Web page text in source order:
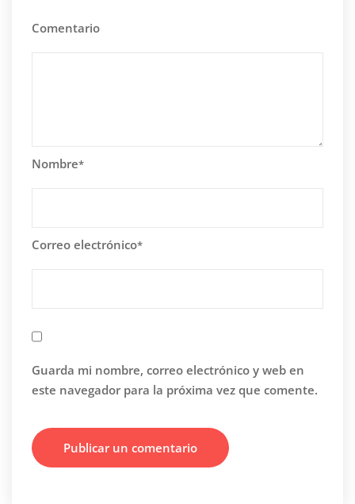
Comentario
Nombre*
Correo electrónico*
Guarda mi nombre, correo electrónico y web en
este navegador para la próxima vez que comente.